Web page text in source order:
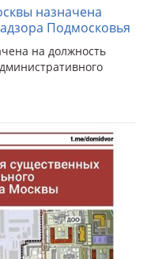
назначена
Подмосковья
на должность